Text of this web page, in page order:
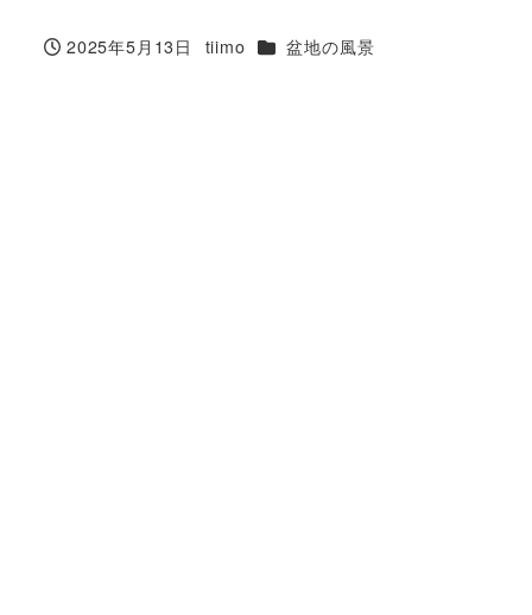
投稿日
2025年5月13日
著
tiimo カテゴリー
盆地の風景